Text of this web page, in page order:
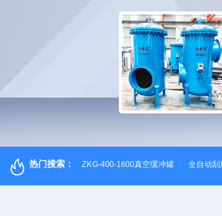
热门搜索： ZKG-400-1600真空缓冲罐 全自动刮